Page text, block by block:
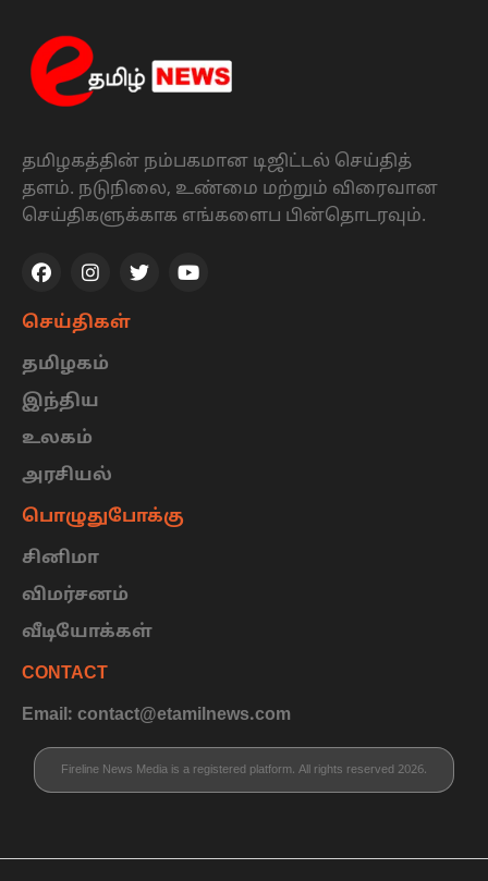
தமிழகத்தின் நம்பகமான டிஜிட்டல் செய்தித்
தளம். நடுநிலை, உண்மை மற்றும் விரைவான
செய்திகளுக்காக எங்களைப பின்தொடரவும்.
செய்திகள்
தமிழகம்
இந்திய
உலகம்
அரசியல்
பொழுதுபோக்கு
சினிமா
விமர்சனம்
வீடியோக்கள்
CONTACT
Email: contact@etamilnews.com
Fireline News Media is a registered platform. All rights reserved 2026.